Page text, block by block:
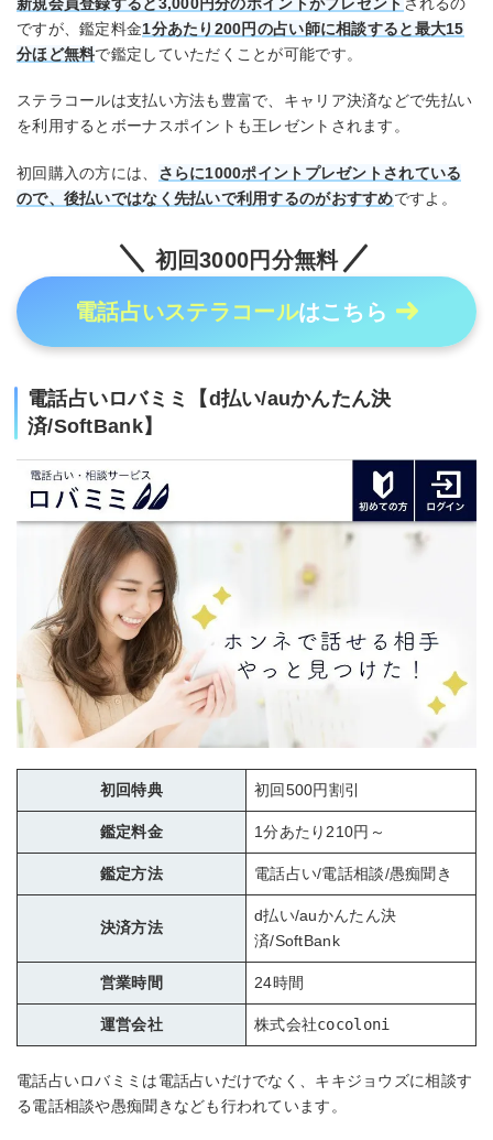
ですが、鑑定料金1分あたり200円の占い師に相談すると最大15
分ほど無料で鑑定していただくことが可能です。
ステラコールは支払い方法も豊富で、キャリア決済などで先払い
を利用するとボーナスポイントも王レゼントされます。
初回購入の方には、 さらに1000ポイントプレゼントされている
ので、後払いではなく先払いで利用するのがおすすめですよ。
初回3000円分無料
電話占いステラコールはこちら
電話占いロバミミ【d払い/auかんたん決
済/SoftBank】
初回特典 初回500円割引
鑑定料金 1分あたり210円～
鑑定方法 電話占い/電話相談/愚痴聞き
決済方法
d払い/auかんたん決
済/SoftBank
営業時間 24時間
運営会社 株式会社cocoloni
電話占いロバミミは電話占いだけでなく、キキジョウズに相談す
る電話相談や愚痴聞きなども行われています。